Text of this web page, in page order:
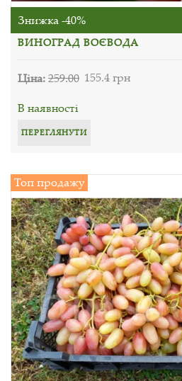
Знижка -40%
ВИНОГРАД ВОЄВОДА
Ціна:259.00 155.4 грн
В наявності
ПЕРЕГЛЯНУТИ
Топ продажу